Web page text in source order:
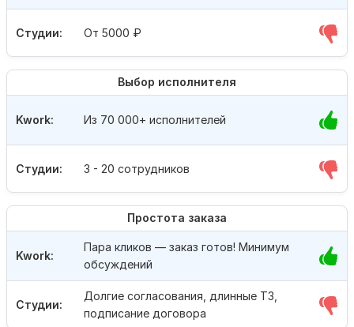
Студии: От 5000 ₽
Выбор исполнителя
Студии: 3 - 20 сотрудников
Kwork: Из 70 000+ исполнителей
Простота заказа
Студии:
Долгие согласования, длинные ТЗ,
подписание договора
Kwork:
Пара кликов — заказ готов! Минимум
обсуждений